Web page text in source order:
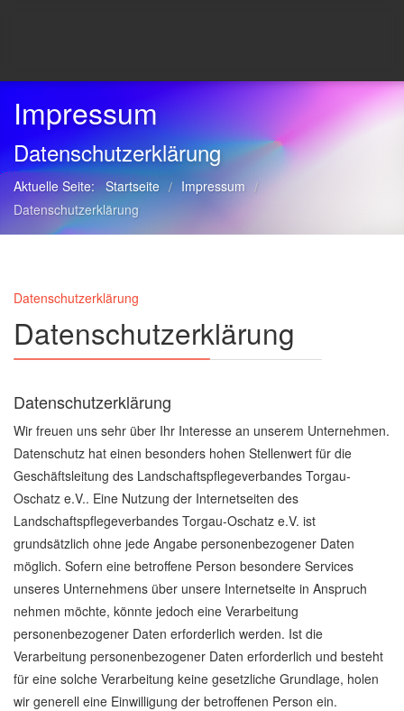
Impressum
Datenschutzerklärung
Aktuelle Seite: Startseite / Impressum /
Datenschutzerklärung
Datenschutzerklärung
Datenschutzerklärung
Datenschutzerklärung
Wir freuen uns sehr über Ihr Interesse an unserem Unternehmen.
Datenschutz hat einen besonders hohen Stellenwert für die
Geschäftsleitung des Landschaftspflegeverbandes Torgau-
Oschatz e.V.. Eine Nutzung der Internetseiten des
Landschaftspflegeverbandes Torgau-Oschatz e.V. ist
grundsätzlich ohne jede Angabe personenbezogener Daten
möglich. Sofern eine betroffene Person besondere Services
unseres Unternehmens über unsere Internetseite in Anspruch
nehmen möchte, könnte jedoch eine Verarbeitung
personenbezogener Daten erforderlich werden. Ist die
Verarbeitung personenbezogener Daten erforderlich und besteht
für eine solche Verarbeitung keine gesetzliche Grundlage, holen
wir generell eine Einwilligung der betroffenen Person ein.